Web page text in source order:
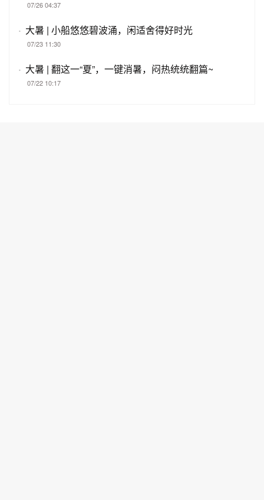
07/26 04:37
· 大暑 | 小船悠悠碧波涌，闲适舍得好时光
07/23 11:30
· 大暑 | 翻这一“夏”，一键消暑，闷热统统翻篇~
07/22 10:17